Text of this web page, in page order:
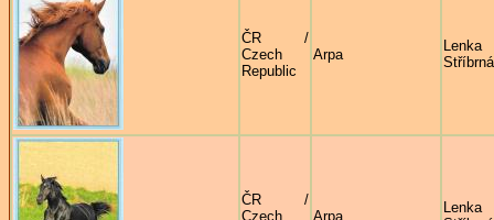
ČR /
Czech
Republic
Arpa
Lenka
Stříbrná
ČR /
Czech
Arpa
Lenka